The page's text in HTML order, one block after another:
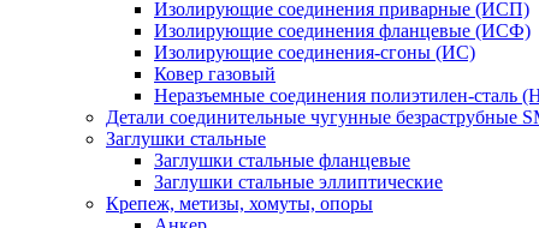
Изолирующие соединения приварные (ИСП)
Изолирующие соединения фланцевые (ИСФ)
Изолирующие соединения-сгоны (ИС)
Ковер газовый
Неразъемные соединения полиэтилен-сталь
Детали соединительные чугунные безраструбные
Заглушки стальные
Заглушки стальные фланцевые
Заглушки стальные эллиптические
Крепеж, метизы, хомуты, опоры